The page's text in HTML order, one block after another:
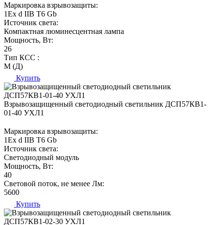
Маркировка взрывозащиты:
1Ех d IIВ T6 Gb
Источник света:
Компактная люминесцентная лампа
Мощность, Вт:
26
Тип КСС :
М (Д)
Купить
Взрывозащищенный светодиодный светильник ДСП57КВ1-
01-40 УХЛ1
Маркировка взрывозащиты:
1Ех d IIВ T6 Gb
Источник света:
Светодиодный модуль
Мощность, Вт:
40
Световой поток, не менее Лм:
5600
Купить